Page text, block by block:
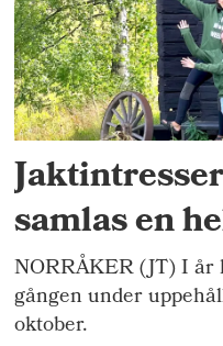
samlas en
NORRÅKER (JT) I
gången under
oktober.